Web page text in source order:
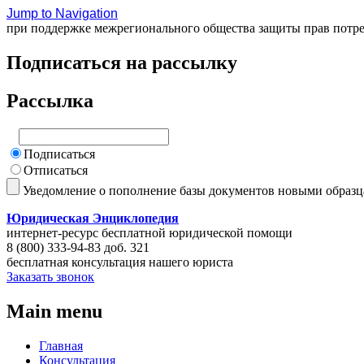
Jump to Navigation
при поддержке межрегионального общества защиты прав
Подписаться на рассылку
Рассылка
Подписаться
Отписаться
Уведомление о пополнение базы документов новыми
Юридическая Энциклопедия
интернет-ресурс бесплатной юридической помощи
8 (800) 333-94-83 доб. 321
бесплатная консультация нашего юриста
Заказать звонок
Main menu
Главная
Консультация